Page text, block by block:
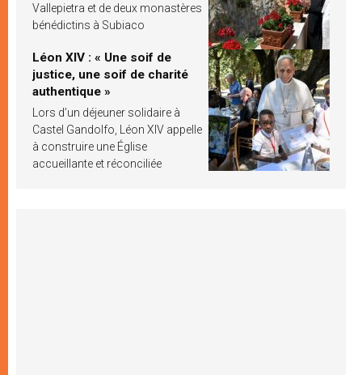
Vallepietra et de deux monastères
bénédictins à Subiaco
Léon XIV : « Une soif de
justice, une soif de charité
authentique »
Lors d’un déjeuner solidaire à
Castel Gandolfo, Léon XIV appelle
à construire une Église
accueillante et réconciliée